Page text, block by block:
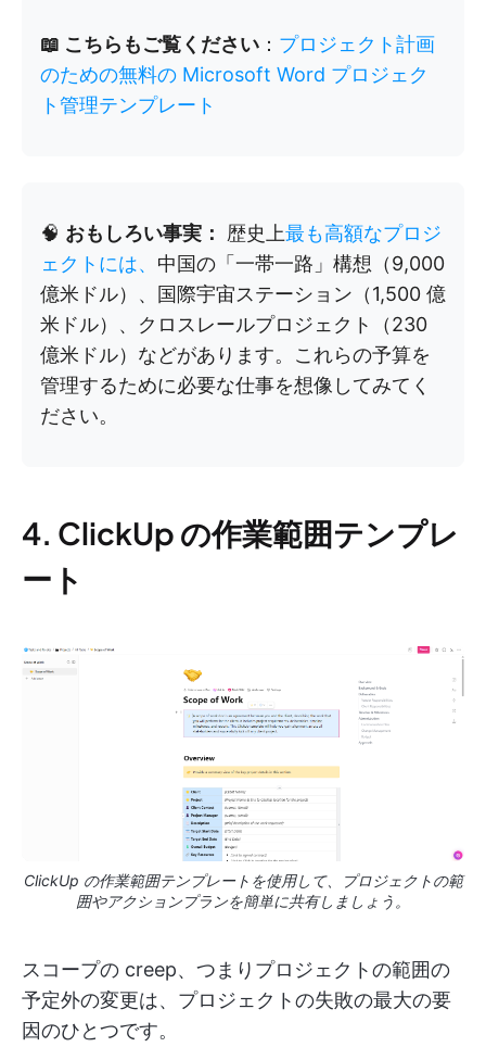
📖 こちらもご覧ください ： プロジェクト計画
のための無料の Microsoft Word プロジェク
ト管理テンプレート
🧠 おもしろい事実： 歴史上最も高額なプロジ
ェクトには、 中国の「一帯一路」構想（9,000
億米ドル）、国際宇宙ステーション（1,500 億
米ドル）、クロスレールプロジェクト（230
億米ドル）などがあります。これらの予算を
管理するために必要な仕事を想像してみてく
ださい。
4. ClickUp の作業範囲テンプレ
ート
ClickUp の作業範囲テンプレートを使用して、プロジェクトの範
囲やアクションプランを簡単に共有しましょう。
スコープの creep、つまりプロジェクトの範囲の
予定外の変更は、プロジェクトの失敗の最大の要
因のひとつです。